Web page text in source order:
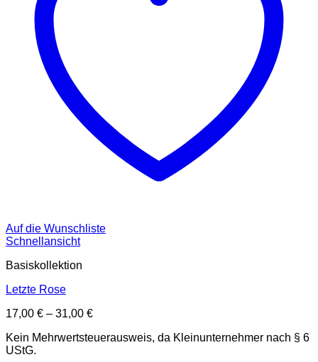
Auf die Wunschliste
Schnellansicht
Basiskollektion
Letzte Rose
17,00 € – 31,00 €
Kein Mehrwertsteuerausweis, da Kleinunternehmer nach § 6
UStG.